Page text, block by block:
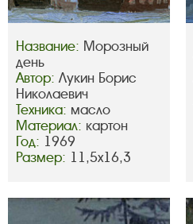
Название: Морозный
день
Автор: Лукин Борис
Николаевич
Техника: масло
Материал: картон
Год: 1969
Размер: 11,5х16,3